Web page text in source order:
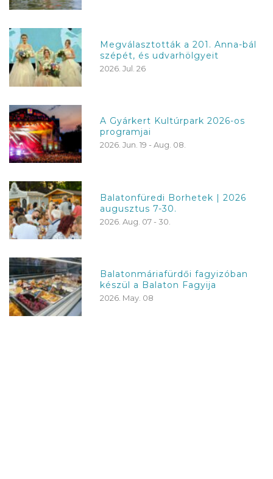
Megválasztották a 201. Anna-bál
szépét, és udvarhölgyeit
2026. Jul. 26
A Gyárkert Kultúrpark 2026-os
programjai
2026. Jun. 19 - Aug. 08.
Balatonfüredi Borhetek | 2026
augusztus 7-30.
2026. Aug. 07 - 30.
Balatonmáriafürdői fagyizóban
készül a Balaton Fagyija
2026. May. 08